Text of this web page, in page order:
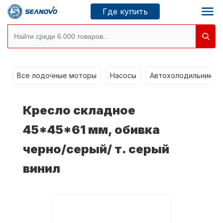
Где купить
Новосибирск
Где купить
Моторы SEANOVO
Моторы CONDOR
Все лодочные моторы Насосы Автохолодильники
Кресло складное
45*45*61 мм, обивка
черно/серый/ т. серый
винил